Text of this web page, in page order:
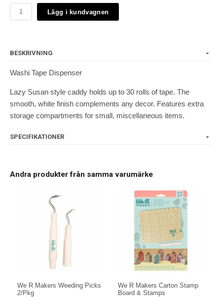
Lägg i kundvagnen
BESKRIVNING
Washi Tape Dispenser
Lazy Susan style caddy holds up to 30 rolls of tape. The
smooth, white finish complements any decor. Features extra
storage compartments for small, miscellaneous items.
SPECIFIKATIONER
Andra produkter från samma varumärke
We R Makers Weeding Picks
2/Pkg
We R Makers Carton Stamp
Board & Stamps